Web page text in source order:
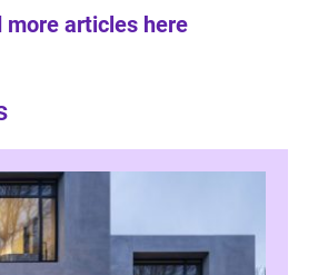
more articles here